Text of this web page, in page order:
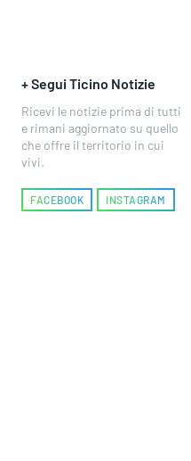
+ Segui Ticino Notizie
Ricevi le notizie prima di tutti
e rimani aggiornato su quello
che offre il territorio in cui
vivi.
FACEBOOK INSTAGRAM